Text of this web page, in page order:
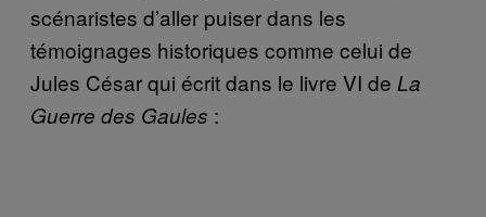
scénaristes d’aller puiser dans les
témoignages historiques comme celui de
Jules César qui écrit dans le livre VI de La
Guerre des Gaules :